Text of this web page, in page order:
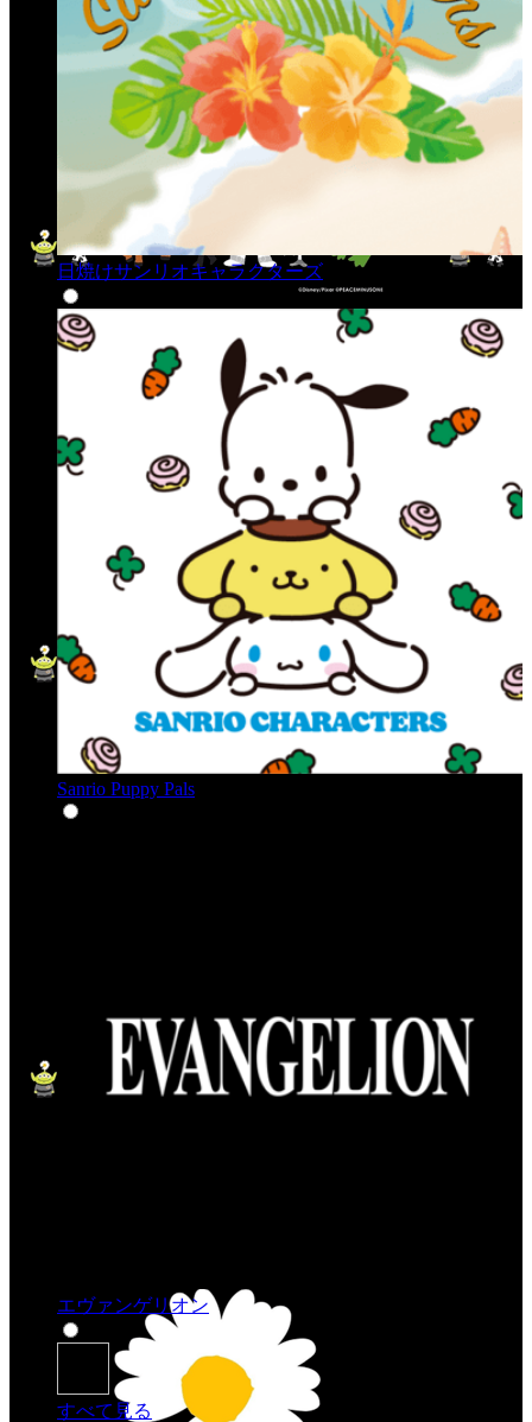
日焼けサンリオキャラクターズ
Sanrio Puppy Pals
エヴァンゲリオン
すべて見る